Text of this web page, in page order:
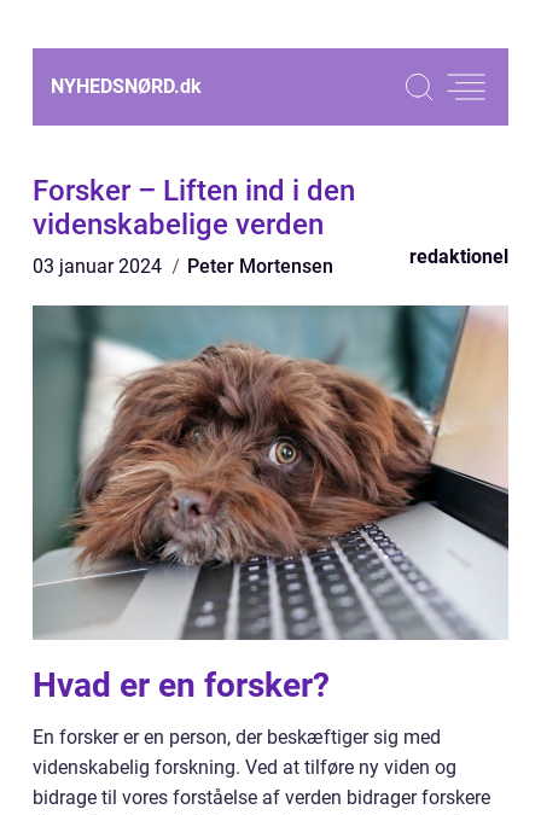
NYHEDSNØRD.dk
Forsker – Liften ind i den
videnskabelige verden
03 januar 2024 Peter Mortensen redaktionel
Hvad er en forsker?
En forsker er en person, der beskæftiger sig med
videnskabelig forskning. Ved at tilføre ny viden og
bidrage til vores forståelse af verden bidrager forskere